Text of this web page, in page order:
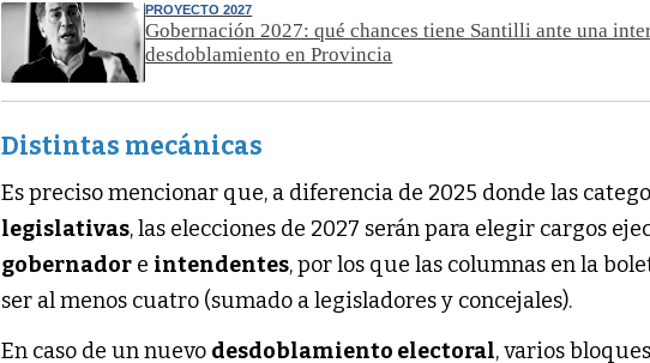
PROYECTO 2027
Gobernación 2027: qué chances tiene Santilli ante una
desdoblamiento en Provincia
Distintas mecánicas
Es preciso mencionar que, a diferencia de 2025 donde las
legislativas, las elecciones de 2027 serán para elegir cargos
gobernador e intendentes, por los que las columnas en la
ser al menos cuatro (sumado a legisladores y concejales).
En caso de un nuevo desdoblamiento electoral, varios